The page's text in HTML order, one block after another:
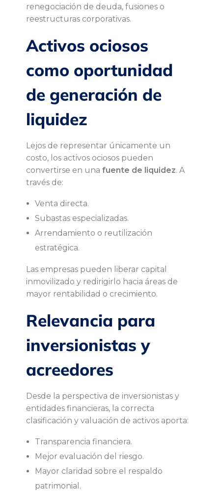
renegociación de deuda, fusiones o
reestructuras corporativas.
Activos ociosos
como oportunidad
de generación de
liquidez
Lejos de representar únicamente un
costo, los activos ociosos pueden
convertirse en una fuente de liquidez. A
través de:
Venta directa.
Subastas especializadas.
Arrendamiento o reutilización
estratégica.
Las empresas pueden liberar capital
inmovilizado y redirigirlo hacia áreas de
mayor rentabilidad o crecimiento.
Relevancia para
inversionistas y
acreedores
Desde la perspectiva de inversionistas y
entidades financieras, la correcta
clasificación y valuación de activos aporta:
Transparencia financiera.
Mejor evaluación del riesgo.
Mayor claridad sobre el respaldo
patrimonial.